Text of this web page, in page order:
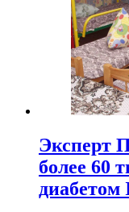
Эксперт
более 60
диабетом